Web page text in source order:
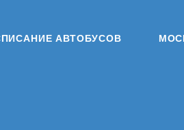
АВТОБУСОВ